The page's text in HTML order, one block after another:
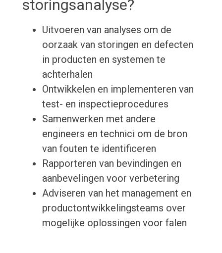
storingsanalyse?
Uitvoeren van analyses om de
oorzaak van storingen en defecten
in producten en systemen te
achterhalen
Ontwikkelen en implementeren van
test- en inspectieprocedures
Samenwerken met andere
engineers en technici om de bron
van fouten te identificeren
Rapporteren van bevindingen en
aanbevelingen voor verbetering
Adviseren van het management en
productontwikkelingsteams over
mogelijke oplossingen voor falen